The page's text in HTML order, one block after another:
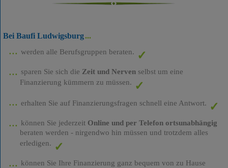
Bei Baufi Ludwigsburg
werden alle Berufsgruppen beraten.
sparen Sie sich die Zeit und Nervenselbst um eine
Finanzierung kümmern zu müssen.
erhalten Sie auf Finanzierungsfragen schnell eine Antwort.
können Sie jederzeit Online und per Telefon ortsunabhängig
beraten werden - nirgendwo hin müssen und trotzdem alles
erledigen.
können Sie Ihre Finanzierung ganz bequem von zu Hause